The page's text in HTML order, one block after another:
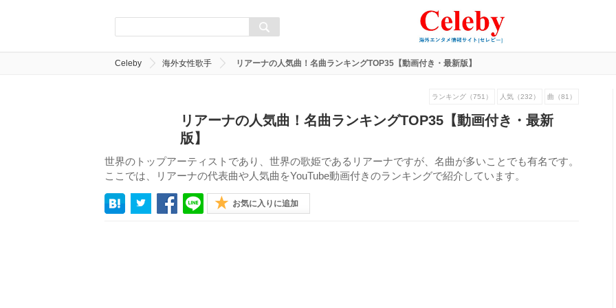
Celeby 海外女性歌手 リアーナの人気曲！名曲ランキングTOP35【動画付き・最新版】
ランキング（751） 人気（232） 曲（81）
リアーナの人気曲！名曲ランキングTOP35【動画付き・最新
版】
世界のトップアーティストであり、世界の歌姫であるリアーナですが、名曲が多いことでも有名です。
ここでは、リアーナの代表曲や人気曲をYouTube動画付きのランキングで紹介しています。
お気に入りに追加